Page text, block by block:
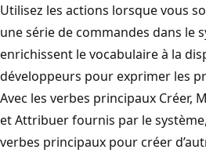
Utilisez les actions lorsque vous
une série de commandes dans le
enrichissent le vocabulaire à la
développeurs pour exprimer les
Avec les verbes principaux Créer,
et Attribuer fournis par le
verbes principaux pour créer